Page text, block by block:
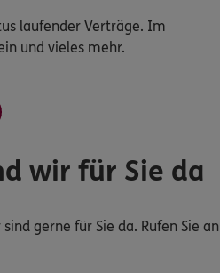
laufender Verträge. Im
und vieles mehr.
wir für Sie da
gerne für Sie da. Rufen Sie an